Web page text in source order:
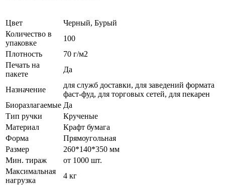
Цвет
Черный, Бурый
Количество в
упаковке
100
Плотность
70 г/м2
Печать на
пакете
Да
Назначение
для служб доставки, для заведений формата
фаст-фуд, для торговых сетей, для пекарен
Биоразлагаемые Да
Тип ручки
Крученые
Материал
Крафт бумага
Форма
Прямоугольная
Размер
260*140*350 мм
Мин. тираж
от 1000 шт.
Максимальная
нагрузка
4 кг